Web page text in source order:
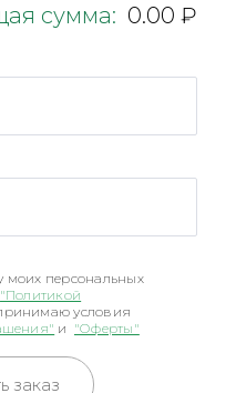
сумма: 0.00 ₽
моих персональных
"Политикой
условия
и "Оферты"
заказ